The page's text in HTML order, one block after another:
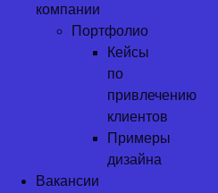
компании
Портфолио
Кейсы
по
привлечению
клиентов
Примеры
дизайна
Вакансии